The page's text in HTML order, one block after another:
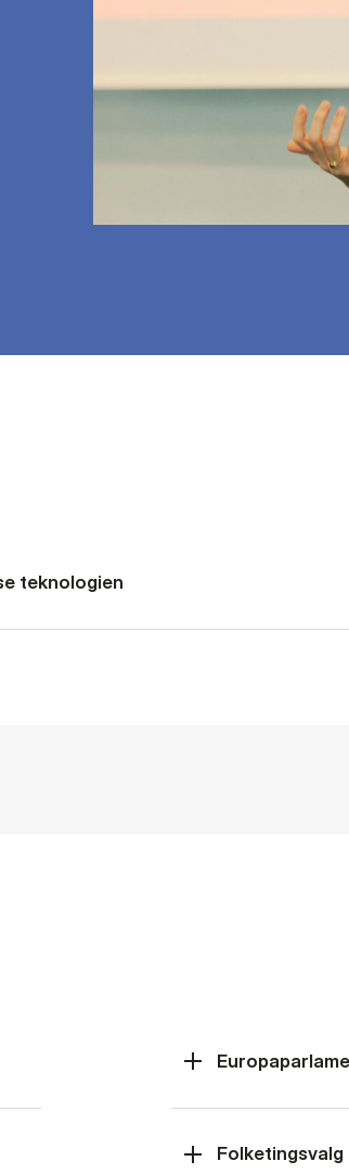
teknologien
Folketingsvalg